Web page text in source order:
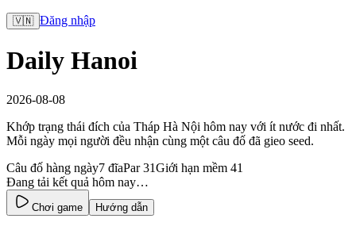
🇻🇳 Đăng nhập
Daily Hanoi
2026-08-08
Khớp trạng thái đích của Tháp Hà Nội hôm nay với ít nước đi nhất.
Mỗi ngày mọi người đều nhận cùng một câu đố đã gieo seed.
Câu đố hàng ngày7 đĩaPar 31Giới hạn mềm 41
Đang tải kết quả hôm nay…
Chơi game Hướng dẫn